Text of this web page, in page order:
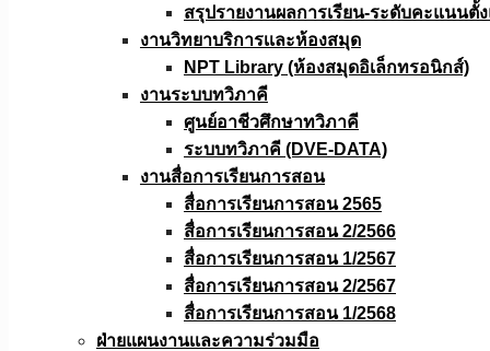
สรุปรายงานผลการเรียน-ระดับคะแนนตั้
งานวิทยาบริการเเละห้องสมุด
NPT Library (ห้องสมุดอิเล็กทรอนิกส์)
งานระบบทวิภาคี
ศูนย์อาชีวศึกษาทวิภาคี
ระบบทวิภาคี (DVE-DATA)
งานสื่อการเรียนการสอน
สื่อการเรียนการสอน 2565
สื่อการเรียนการสอน 2/2566
สื่อการเรียนการสอน 1/2567
สื่อการเรียนการสอน 2/2567
สื่อการเรียนการสอน 1/2568
ฝ่ายแผนงานเเละความร่วมมือ